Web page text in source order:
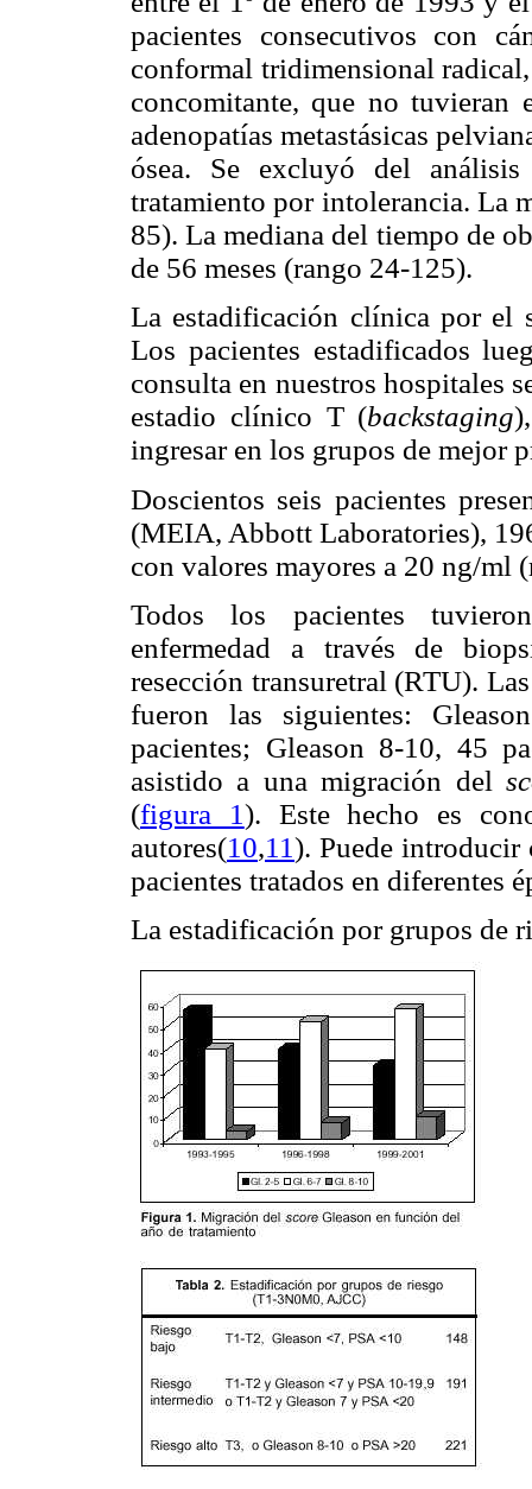
pacientes consecutivos con
conformal tridimensional
concomitante, que no tuvieran
adenopatías metastásicas
ósea. Se excluyó del
tratamiento por intolerancia. La
85). La mediana del tiempo de
de 56 meses (rango 24-125).
La estadificación clínica por el
Los pacientes estadificados
consulta en nuestros hospitales
estadio clínico T (backstaging
ingresar en los grupos de mejor
Doscientos seis pacientes
(MEIA, Abbott Laboratories),
con valores mayores a 20 ng/ml
Todos los pacientes
enfermedad a través de
resección transuretral (RTU).
fueron las siguientes:
pacientes; Gleason 8-10, 45
asistido a una migración del
(figura 1). Este hecho es
autores(10,11). Puede introducir
pacientes tratados en diferentes
La estadificación por grupos de